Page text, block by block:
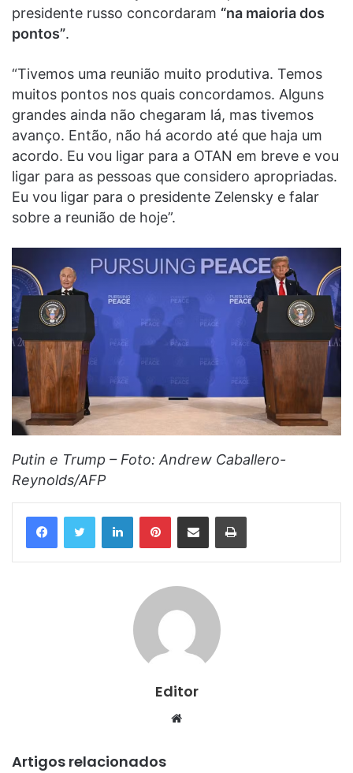
presidente russo concordaram “na maioria dos
pontos”.
“Tivemos uma reunião muito produtiva. Temos
muitos pontos nos quais concordamos. Alguns
grandes ainda não chegaram lá, mas tivemos
avanço. Então, não há acordo até que haja um
acordo. Eu vou ligar para a OTAN em breve e vou
ligar para as pessoas que considero apropriadas.
Eu vou ligar para o presidente Zelensky e falar
sobre a reunião de hoje”.
Putin e Trump – Foto: Andrew Caballero-
Reynolds/AFP
LinkedinPinterestCompartilhar via e-mail Imprimir
Editor
Website
Artigos relacionados